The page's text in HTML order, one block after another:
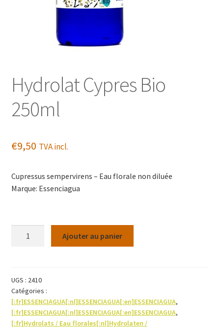
Hydrolat Cypres Bio
250ml
€9,50 TVA incl.
Cupressus sempervirens – Eau florale non diluée
Marque: Essenciagua
Bio
250ml
Ajouter au panier
UGS : 2410
Catégories :
[:fr]ESSENCIAGUA[:nl]ESSENCIAGUA[:en]ESSENCIAGUA,
[:fr]ESSENCIAGUA[:nl]ESSENCIAGUA[:en]ESSENCIAGUA,
[:fr]Hydrolats / Eau florales[:nl]Hydrolaten /